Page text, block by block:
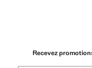
Recevez